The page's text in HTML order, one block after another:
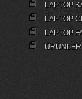
LAPTOP
LAPTOP
LAPTOP
ÜRÜNLER